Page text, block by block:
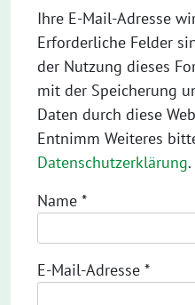
Ihre E-Mail-Adresse
Erforderliche Felder
der Nutzung dieses
mit der Speicherung
Daten durch diese
Entnimm Weiteres
Datenschutzerklärung.
Name *
E-Mail-Adresse *